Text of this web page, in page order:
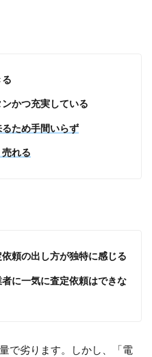
かつ充実している
ため手間いらず
れる
頼の出し方が独特に感じる
に一気に査定依頼はできな
で劣ります。しかし、「電